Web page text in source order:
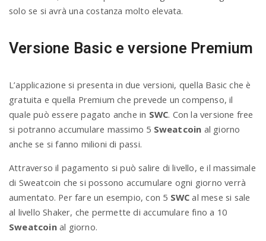
solo se si avrà una costanza molto elevata.
Versione Basic e versione Premium
L’applicazione si presenta in due versioni, quella Basic che è
gratuita e quella Premium che prevede un compenso, il
quale può essere pagato anche in SWC. Con la versione free
si potranno accumulare massimo 5 Sweatcoin al giorno
anche se si fanno milioni di passi.
Attraverso il pagamento si può salire di livello, e il massimale
di Sweatcoin che si possono accumulare ogni giorno verrà
aumentato. Per fare un esempio, con 5 SWC al mese si sale
al livello Shaker, che permette di accumulare fino a 10
Sweatcoinal giorno.